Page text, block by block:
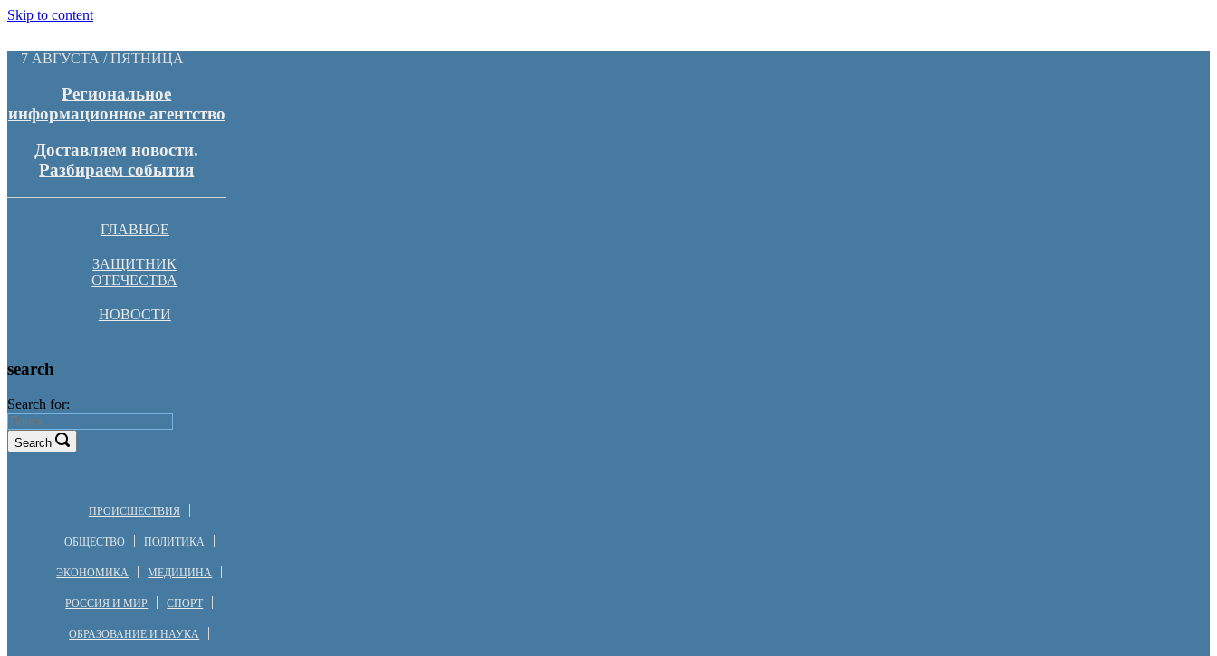
Skip to content
7 АВГУСТА / ПЯТНИЦА
Региональное
информационное агентство
Доставляем новости.
Разбираем события
ГЛАВНОЕ
ЗАЩИТНИК
ОТЕЧЕСТВА
НОВОСТИ
search
Search for:
Search
ПРОИСШЕСТВИЯ
ОБЩЕСТВО ПОЛИТИКА
ЭКОНОМИКА МЕДИЦИНА
РОССИЯ И МИР СПОРТ
ОБРАЗОВАНИЕ И НАУКА